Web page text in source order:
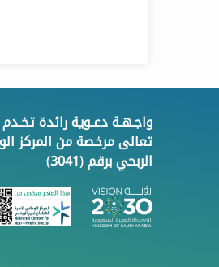
واجـهـة دعـوية رائدة
تعالى مرخصة من المركز
الربحي برقم (3041)